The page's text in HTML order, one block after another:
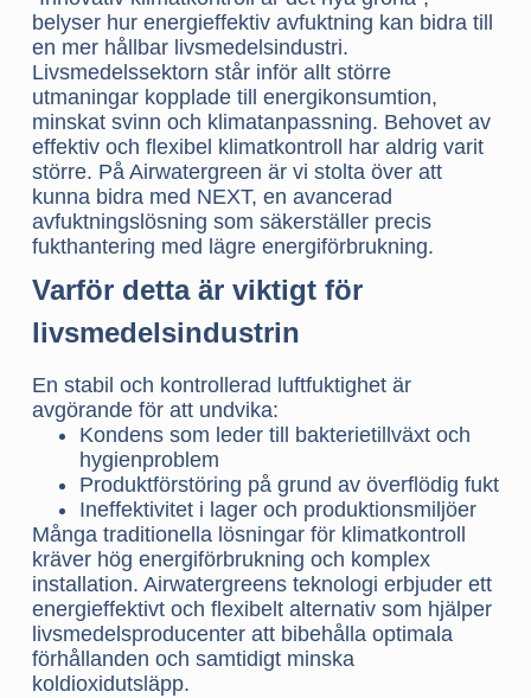
belyser hur energieffektiv avfuktning kan bidra till
en mer hållbar livsmedelsindustri.
Livsmedelssektorn står inför allt större
utmaningar kopplade till energikonsumtion,
minskat svinn och klimatanpassning. Behovet av
effektiv och flexibel klimatkontroll har aldrig varit
större. På Airwatergreen är vi stolta över att
kunna bidra med NEXT, en avancerad
avfuktningslösning som säkerställer precis
fukthantering med lägre energiförbrukning.
Varför detta är viktigt för
livsmedelsindustrin
En stabil och kontrollerad luftfuktighet är
avgörande för att undvika:
Kondens som leder till bakterietillväxt och
hygienproblem
Produktförstöring på grund av överflödig fukt
Ineffektivitet i lager och produktionsmiljöer
Många traditionella lösningar för klimatkontroll
kräver hög energiförbrukning och komplex
installation. Airwatergreens teknologi erbjuder ett
energieffektivt och flexibelt alternativ som hjälper
livsmedelsproducenter att bibehålla optimala
förhållanden och samtidigt minska
koldioxidutsläpp.